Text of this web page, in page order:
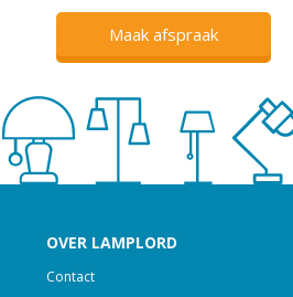
Maak afspraak
OVER LAMPLORD
Contact